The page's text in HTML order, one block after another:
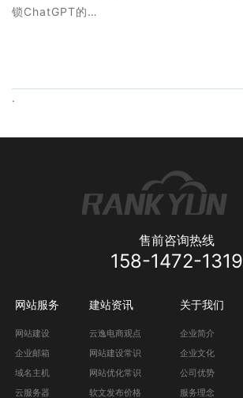
锁ChatGPT的…
.
售前咨询热线
158-1472-1319
网站服务
网站建设
企业邮箱
域名主机
云服务器
建站资讯
云逸电商观点
网站建设常识
网站优化常识
软文发布价格
关于我们
企业简介
企业文化
公司优势
服务理念